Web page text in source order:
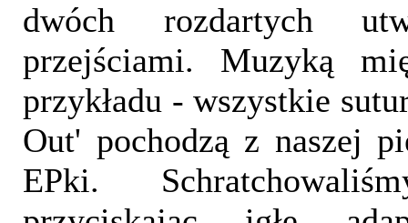
dwóch rozdartych
przejściami. Muzyką
przykładu - wszystkie
Out' pochodzą z naszej
EPki.